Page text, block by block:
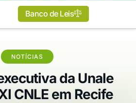
Banco de Leis
NOTÍCIAS
da Unale
CNLE em Recife